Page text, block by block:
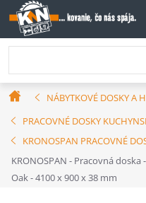
Prejsť
na
obsah
DomovNÁBYTKOVÉ DOSKY A
PRACOVNÉ DOSKY
KRONOSPAN PRACOVNÉ
KRONOSPAN - Pracovná doska
Oak - 4100 x 900 x 38 mm